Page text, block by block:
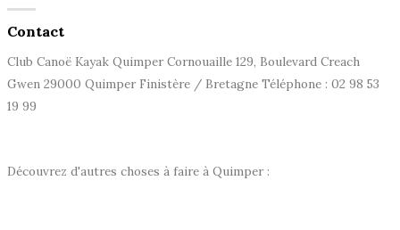
Contact
Club Canoë Kayak Quimper Cornouaille 129, Boulevard Creach
Gwen 29000 Quimper Finistère / Bretagne Téléphone : 02 98 53
19 99
Découvrez d'autres choses à faire à Quimper :